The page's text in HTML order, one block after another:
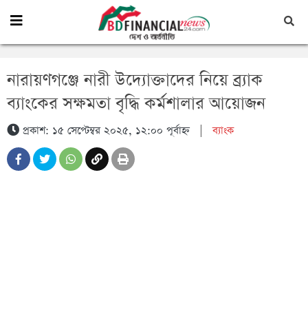
নারায়ণগঞ্জে নারী উদ্যোক্তাদের নিয়ে ব্র্যাক
ব্যাংকের সক্ষমতা বৃদ্ধি কর্মশালার আয়োজন
প্রকাশ: ১৫ সেপ্টেম্বর ২০২৫, ১২:০০ পূর্বাহ্ন|ব্যাংক